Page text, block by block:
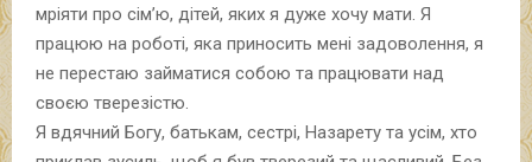
мріяти про сім’ю, дітей, яких я дуже хочу мати. Я
працюю на роботі, яка приносить мені задоволення, я
не перестаю займатися собою та працювати над
своєю тверезістю.
Я вдячний Богу, батькам, сестрі, Назарету та усім, хто